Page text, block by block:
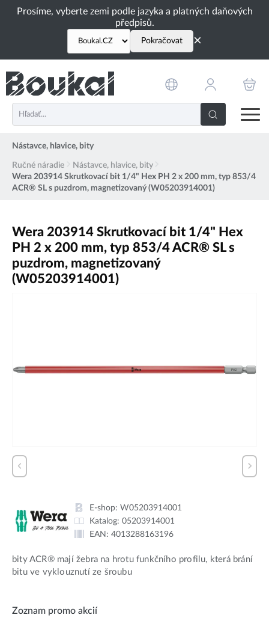
Prosíme, vyberte zemi podle jazyka a platných daňových
předpisů.
Pokračovat ×
Nástavce, hlavice, bity
Ručné náradie
Nástavce, hlavice, bity
Wera 203914 Skrutkovací bit 1/4" Hex PH 2 x 200 mm, typ 853/4
ACR® SL s puzdrom, magnetizovaný (W05203914001)
Wera 203914 Skrutkovací bit 1/4" Hex
PH 2 x 200 mm, typ 853/4 ACR® SL s
puzdrom, magnetizovaný
(W05203914001)
E-shop: W05203914001
Katalog: 05203914001
EAN: 4013288163196
bity ACR® mají žebra na hrotu funkčního profilu, která brání
bitu ve vyklouznutí ze šroubu
Zoznam promo akcií